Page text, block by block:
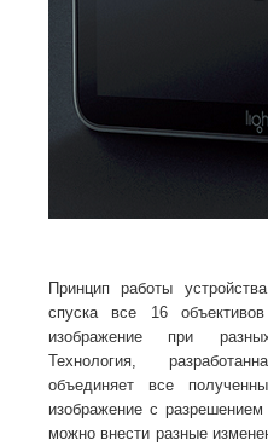
Принцип работы
спуска все 16
изображение при
Технология,
объединяет все
изображение с
можно внести разные